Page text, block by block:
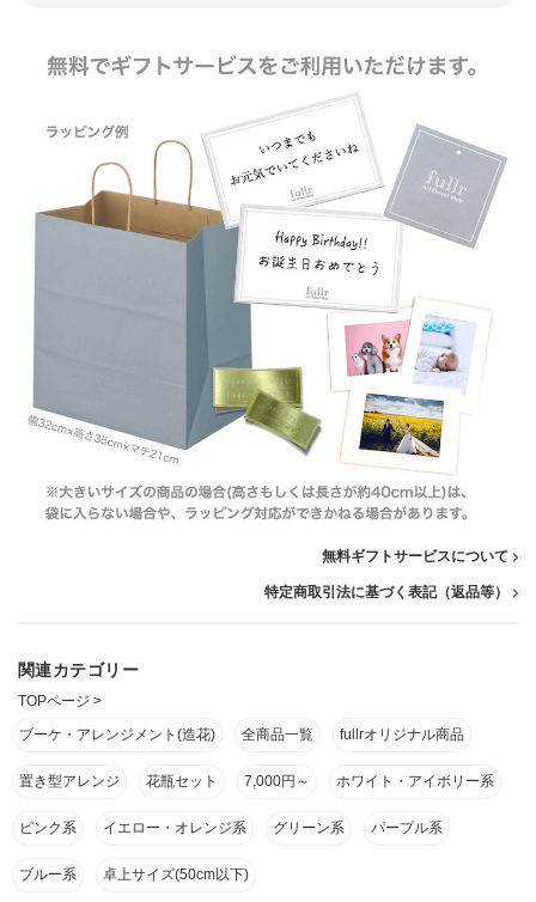
無料ギフトサービスについて
特定商取引法に基づく表記（返品等）
関連カテゴリー
TOPページ >
ブーケ・アレンジメント(造花)
全商品一覧 fullrオリジナル商品
置き型アレンジ 花瓶セット 7,000円～ ホワイト・アイボリー系
ピンク系 イエロー・オレンジ系 グリーン系 パープル系
ブルー系 卓上サイズ(50cm以下)